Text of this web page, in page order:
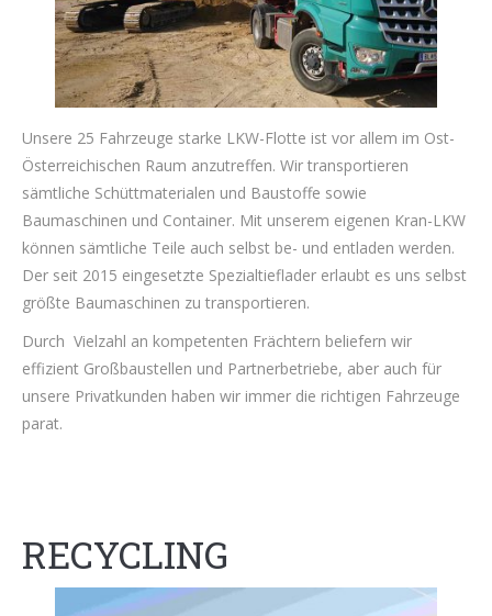
Unsere 25 Fahrzeuge starke LKW-Flotte ist vor allem im Ost-
Österreichischen Raum anzutreffen. Wir transportieren
sämtliche Schüttmaterialen und Baustoffe sowie
Baumaschinen und Container. Mit unserem eigenen Kran-LKW
können sämtliche Teile auch selbst be- und entladen werden.
Der seit 2015 eingesetzte Spezialtieflader erlaubt es uns selbst
größte Baumaschinen zu transportieren.
Durch Vielzahl an kompetenten Frächtern beliefern wir
effizient Großbaustellen und Partnerbetriebe, aber auch für
unsere Privatkunden haben wir immer die richtigen Fahrzeuge
parat.
RECYCLING